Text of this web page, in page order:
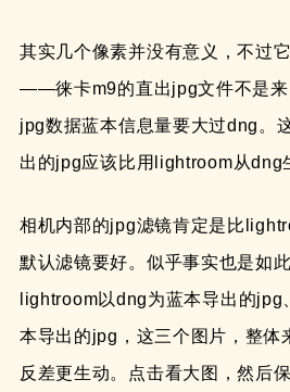
其实几个像素并没有意义，不过
——徕卡m9的直出jpg文件不是来
jpg数据蓝本信息量要大过dng。
出的jpg应该比用lightroom从dng
相机内部的jpg滤镜肯定是比
默认滤镜要好。似乎事实也是如
lightroom以dng为蓝本导出的
本导出的jpg，这三个图片，整体
反差更生动。点击看大图，然后